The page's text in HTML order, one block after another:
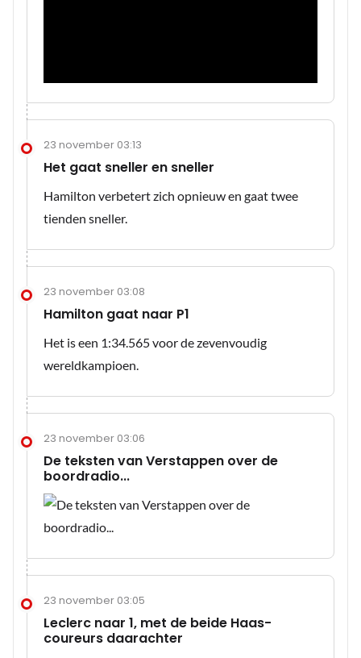
23 november 03:13
Het gaat sneller en sneller
Hamilton verbetert zich opnieuw en gaat twee
tienden sneller.
23 november 03:08
Hamilton gaat naar P1
Het is een 1:34.565 voor de zevenvoudig
wereldkampioen.
23 november 03:06
De teksten van Verstappen over de
boordradio...
23 november 03:05
Leclerc naar 1, met de beide Haas-
coureurs daarachter